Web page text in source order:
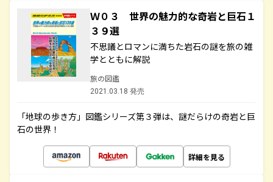
Ｗ０３ 世界の魅力的な奇岩と巨石１
３９選
不思議とロマンに満ちた岩石の謎を旅の雑
学とともに解説
旅の図鑑
2021.03.18 発売
「地球の歩き方」図鑑シリーズ第３弾は、謎だらけの奇岩と巨
石の世界！
詳細を見る